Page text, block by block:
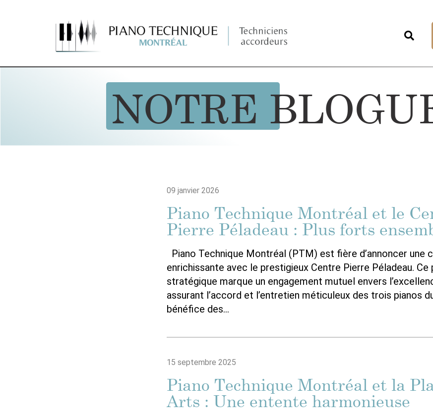
NOTRE
09 janvier 2026
Piano Technique Montréal et le
Pierre Péladeau : Plus forts
Piano Technique Montréal (PTM) est fière d’annoncer une
enrichissante avec le prestigieux Centre Pierre Péladeau. Ce
stratégique marque un engagement mutuel envers
assurant l’accord et l’entretien méticuleux des trois pianos
bénéfice des…
15 septembre 2025
Piano Technique Montréal et la
Arts : Une entente harmonieuse